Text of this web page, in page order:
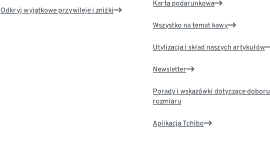
Odkryj wyjątkowe przywileje i zniżki
Karta podarunkowa
Wszystko na temat kawy
Utylizacja i skład naszych artykułów
Newsletter
Porady i wskazówki dotyczące doboru
rozmiaru
Aplikacja Tchibo